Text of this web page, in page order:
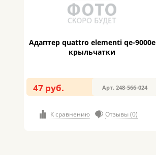
Адаптер quattro elementi qe-9000e
крыльчатки
47 руб. Арт. 248-566-024
К сравнению Отзывы (0)